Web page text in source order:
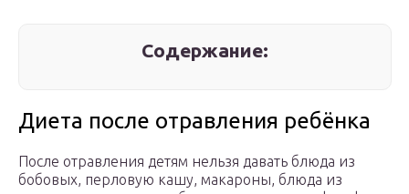
Содержание:
Диета после отравления ребёнка
После отравления детям нельзя давать блюда из
бобовых, перловую кашу, макароны, блюда из